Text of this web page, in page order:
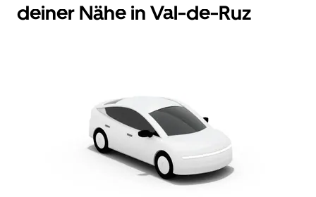
deiner Nähe in Val-de-Ruz